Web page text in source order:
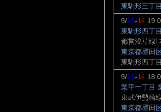
東駒形三丁
9/13-14
東駒形四丁
都営浅草線｢
東京都墨田
東駒形四丁
9/13-14
業平一丁目
東武伊勢崎
東京都墨田